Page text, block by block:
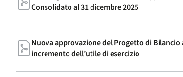
Consolidato al 31 dicembre 2025
Nuova approvazione del Progetto di Bilancio
incremento dell’utile di esercizio